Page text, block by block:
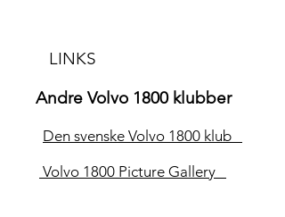
LINKS
Andre Volvo 1800 klubber
Den svenske Volvo 1800 klub
Volvo 1800 Picture Gallery